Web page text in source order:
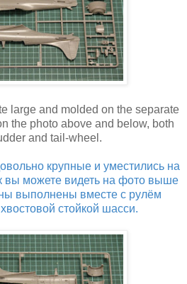
large and molded on the separate
the photo above and below, both
and tail-wheel.
крупные и уместились на
вы можете видеть на фото выше
выполнены вместе с рулём
стойкой шасси.